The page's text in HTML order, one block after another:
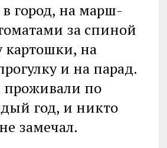
в город, на марш-
за спиной
картошки, на
и на парад.
по
год, и никто
замечал.